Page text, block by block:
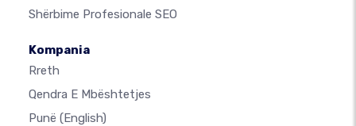
Shërbime Profesionale SEO
Kompania
Rreth
Qendra E Mbështetjes
Punë (English)